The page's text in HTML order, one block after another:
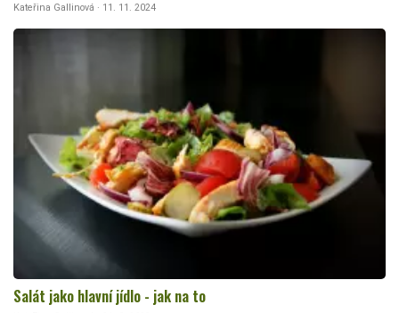
Kateřina Gallinová · 11. 11. 2024
Salát jako hlavní jídlo - jak na to